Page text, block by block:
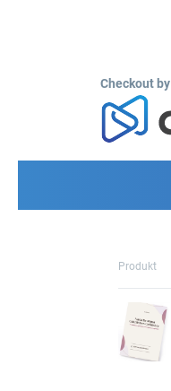
Checkout by
Produkt